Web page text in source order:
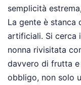
semplicità
La gente è
artificiali. Si cerca
nonna rivisitata
davvero di frutta
obbligo, non solo